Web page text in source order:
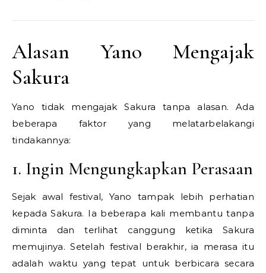
Alasan Yano Mengajak
Sakura
Yano tidak mengajak Sakura tanpa alasan. Ada
beberapa faktor yang melatarbelakangi
tindakannya:
1. Ingin Mengungkapkan Perasaan
Sejak awal festival, Yano tampak lebih perhatian
kepada Sakura. Ia beberapa kali membantu tanpa
diminta dan terlihat canggung ketika Sakura
memujinya. Setelah festival berakhir, ia merasa itu
adalah waktu yang tepat untuk berbicara secara